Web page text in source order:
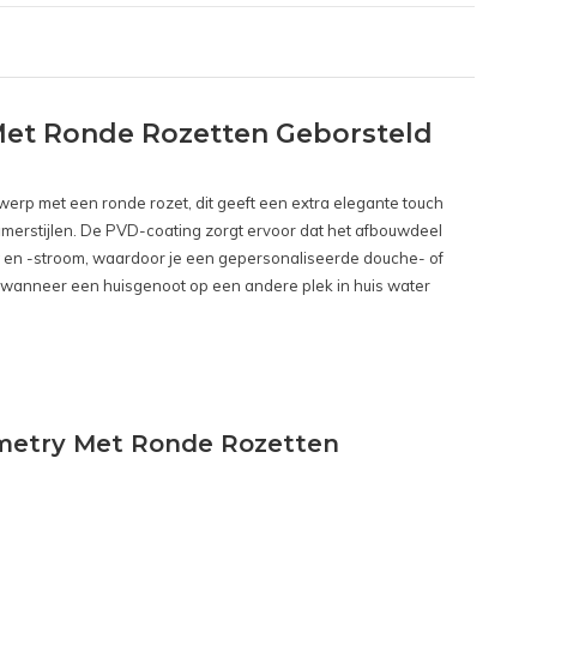
Ronde Rozetten Geborsteld
met een ronde rozet, dit geeft een extra elegante touch
De PVD-coating zorgt ervoor dat het afbouwdeel
-stroom, waardoor je een gepersonaliseerde douche- of
een huisgenoot op een andere plek in huis water
Met Ronde Rozetten